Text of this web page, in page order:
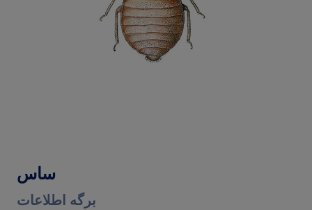
ساس
برگه اطلاعات